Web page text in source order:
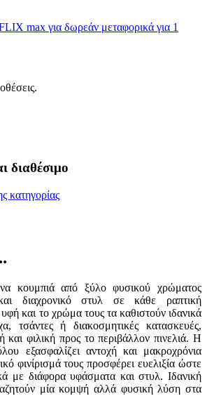
max για δωρεάν μεταφορικά για 1
διαθέσιμο
κατηγορίας
κουμπιά από ξύλο φυσικού χρώματος
διαχρονικό στυλ σε κάθε ραπτική
και το χρώμα τους τα καθιστούν ιδανικά
τσάντες ή διακοσμητικές κατασκευές,
και φιλική προς το περιβάλλον πινελιά. Η
εξασφαλίζει αντοχή και μακροχρόνια
φινίρισμά τους προσφέρει ευελιξία ώστε
με διάφορα υφάσματα και στυλ. Ιδανική
μία κομψή αλλά φυσική λύση στα